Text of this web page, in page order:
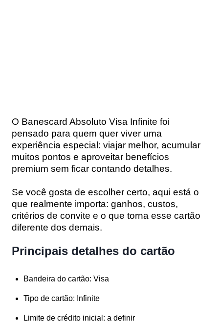
O Banescard Absoluto Visa Infinite foi
pensado para quem quer viver uma
experiência especial: viajar melhor, acumular
muitos pontos e aproveitar benefícios
premium sem ficar contando detalhes.
Se você gosta de escolher certo, aqui está o
que realmente importa: ganhos, custos,
critérios de convite e o que torna esse cartão
diferente dos demais.
Principais detalhes do cartão
Bandeira do cartão: Visa
Tipo de cartão: Infinite
Limite de crédito inicial: a definir